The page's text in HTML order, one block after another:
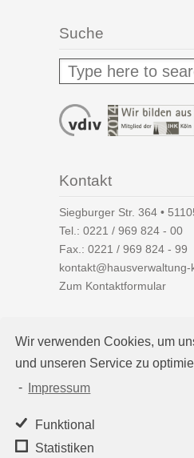
Wir verwenden Cookies, um
und unseren Service zu
-
Impressum
Funktional
Statistiken
Suche
Kontakt
Siegburger Str. 364 •
Tel.: 0221 / 969 824 - 00
Fax.: 0221 / 969 824 - 99
kontakt@hausverwaltung-
Zum Kontaktformular
Auf einen Blick
Hausverwaltung Köln
Immobilienverwaltung
WEG-Verwaltung